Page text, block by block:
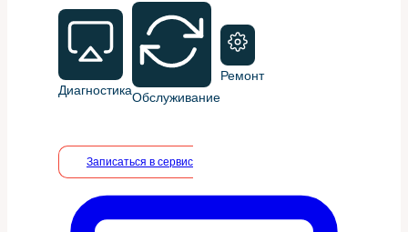
ДиагностикаОбслуживание
Ремонт
Записаться в сервис